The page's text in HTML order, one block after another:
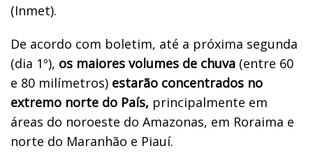
(Inmet).
De acordo com boletim, até a próxima segunda
(dia 1º), os maiores volumes de chuva (entre 60
e 80 milímetros) estarão concentrados no
extremo norte do País, principalmente em
áreas do noroeste do Amazonas, em Roraima e
norte do Maranhão e Piauí.